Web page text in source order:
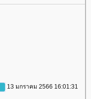
13 มกราคม 2566 16:01:31